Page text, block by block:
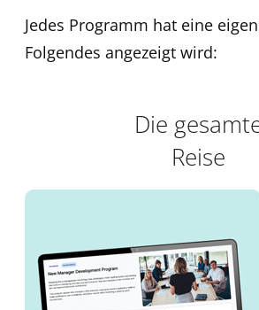
Jedes Programm hat eine
Folgendes angezeigt wird:
Die
Reise